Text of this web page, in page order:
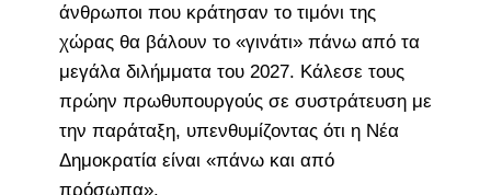
άνθρωποι που κράτησαν το τιμόνι της
χώρας θα βάλουν το «γινάτι» πάνω από τα
μεγάλα διλήμματα του 2027. Κάλεσε τους
πρώην πρωθυπουργούς σε συστράτευση με
την παράταξη, υπενθυμίζοντας ότι η Νέα
Δημοκρατία είναι «πάνω και από
πρόσωπα».